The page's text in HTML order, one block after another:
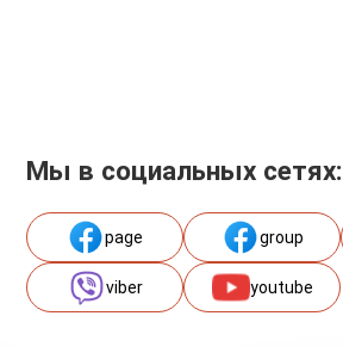
Мы в социальных сетях:
page group
viber youtube